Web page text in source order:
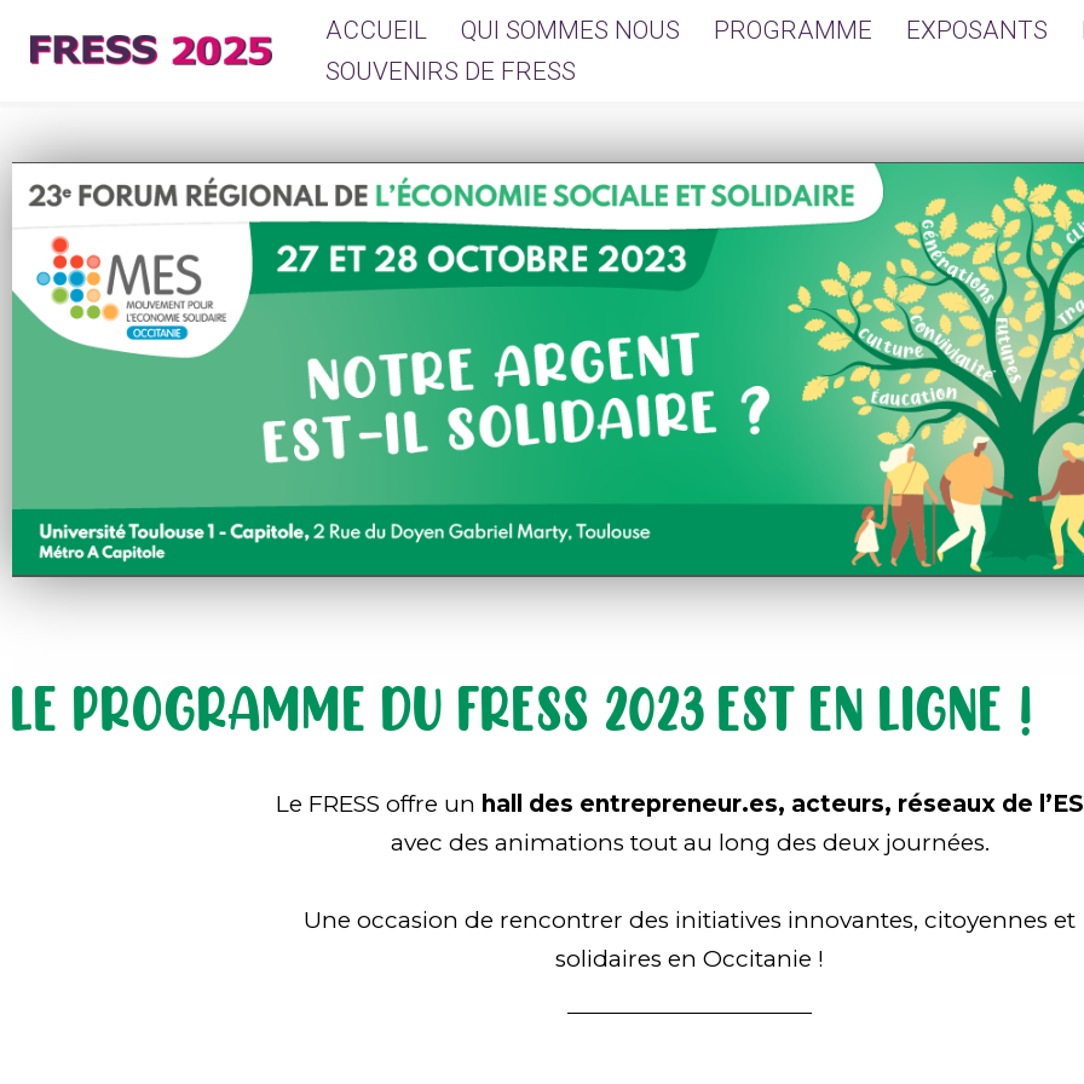
Aller
ACCUEIL QUI SOMMES NOUS PROGRAMME EXPOSANTS
SOUVENIRS DE FRESS
LE PROGRAMME DU FRESS 2023 EST EN LIGNE !
Le FRESS offre un hall des entrepreneur.es, acteurs, réseaux de
avec des animations tout au long des deux journées.
Une occasion de rencontrer des initiatives innovantes, citoyennes et
solidaires en Occitanie !